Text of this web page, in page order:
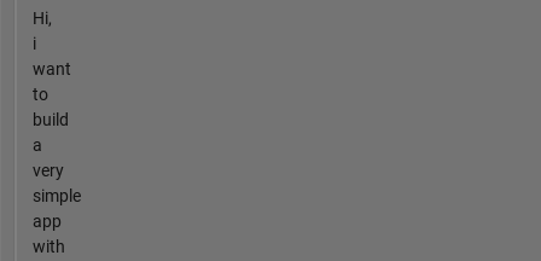
Hi,
i
want
to
build
a
very
simple
app
with